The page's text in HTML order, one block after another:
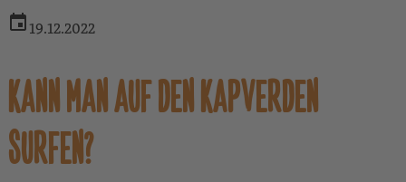
19.12.2022
KANN MAN AUF DEN KAPVERDEN
SURFEN?